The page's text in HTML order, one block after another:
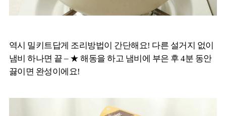
역시 밀키트답게 조리방법이 간단해요! 다른 설거지 없이
냄비 하나면 끝 – ★ 해동을 하고 냄비에 부은 후 4분 동안
끓이면 완성이에요!